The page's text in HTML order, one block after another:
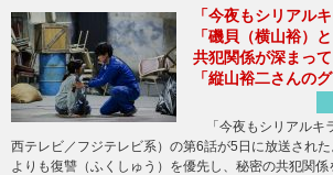
「今夜もシリアル
「磯貝（横山裕）
共犯関係が深まっ
「縦山裕二さんの
「今夜もシリアルキ
西テレビ／フジテレビ系）の第6話が5日に放送され
よりも復讐（ふくしゅう）を優先し、秘密の共犯関